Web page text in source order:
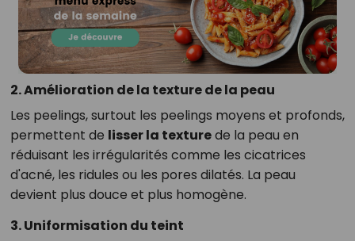
2. Amélioration de la texture de la peau
Les peelings, surtout les peelings moyens et profonds,
permettent de lisser la texturede la peau en
réduisant les irrégularités comme les cicatrices
d'acné, les ridules ou les pores dilatés. La peau
devient plus douce et plus homogène.
3. Uniformisation du teint